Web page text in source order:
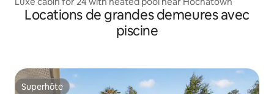
Locations de grandes demeures avec
piscine
Superhôte
Superhôte